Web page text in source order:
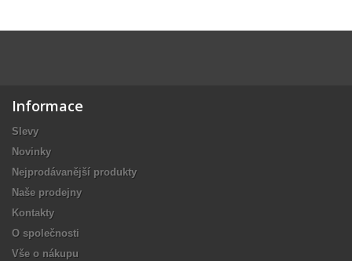
Informace
Slevy
Novinky
Nejprodávanější produkty
Naše prodejny
Kontakty
O společnosti
Vše o nákupu